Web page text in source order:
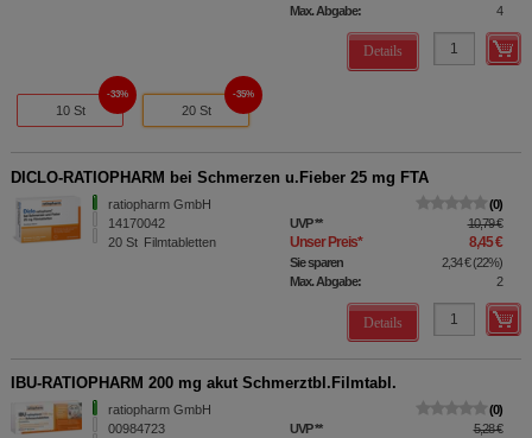
Max. Abgabe:
4
Details
10 St
33%
20 St
35%
DICLO-RATIOPHARM bei Schmerzen u.Fieber 25 mg FTA
ratiopharm GmbH
14170042
20 St Filmtabletten
0
UVP** 10,79 €
Unser Preis* 8,45 €
Sie sparen 2,34 €(22%)
Max. Abgabe:
2
Details
IBU-RATIOPHARM 200 mg akut Schmerztbl.Filmtabl.
ratiopharm GmbH
00984723
0
UVP** 5,28 €